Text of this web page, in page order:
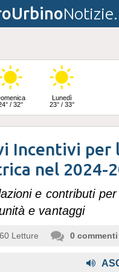
/ 32°
Lunedì
23° / 33°
Incentivi per
nel 2024-
e contributi
e vantaggi
Letture 0 commenti